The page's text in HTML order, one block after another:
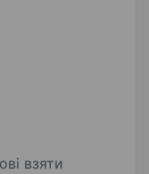
взяти